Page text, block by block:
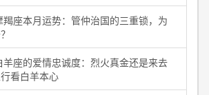
羯座本月运势：管仲治国的三重锁，为
羊座的爱情忠诚度：烈火真金还是来去
看白羊本心